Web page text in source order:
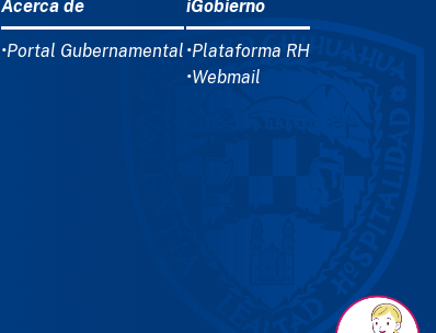
Acerca de
•Portal Gubernamental
iGobierno
•Plataforma RH
•Webmail